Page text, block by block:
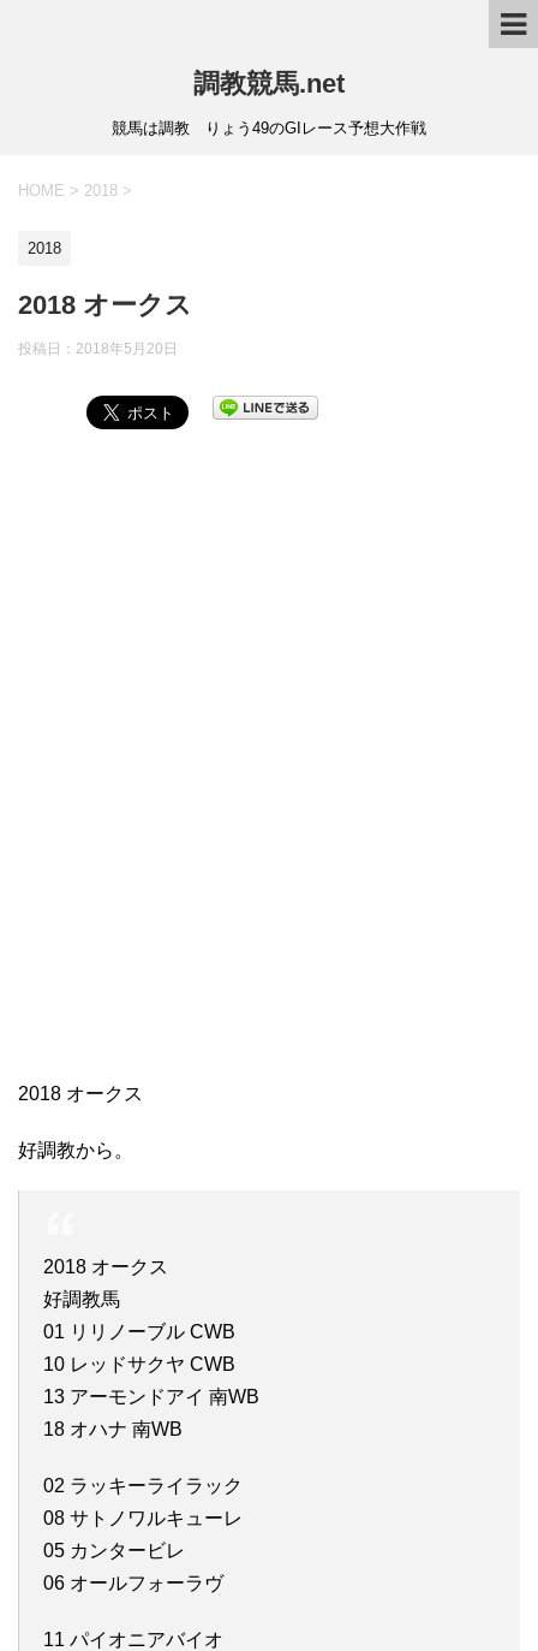
調教競馬.net
競馬は調教 りょう49のGIレース予想大作戦
HOME > 2018 >
2018
2018 オークス
投稿日： 2018年5月20日
2018 オークス
好調教から。
2018 オークス
好調教馬
01 リリノーブル CWB
10 レッドサクヤ CWB
13 アーモンドアイ 南WB
18 オハナ 南WB
02 ラッキーライラック
08 サトノワルキューレ
05 カンタービレ
06 オールフォーラヴ
11 パイオニアバイオ